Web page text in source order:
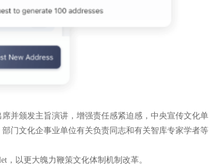
并颁发主旨演讲，增强责任感紧迫感，中央宣传文化单
门文化企事业单位有关负责同志和有关智库专家学者等
，以更大魄力鞭策文化体制机制改革。